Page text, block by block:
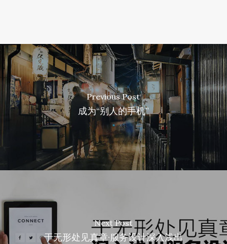
Previous Post
成为“别人的手机”
Next Post
于无形处见真章·服务设计深入浅出